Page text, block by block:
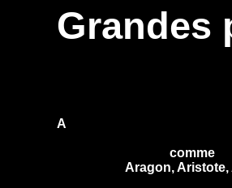
Grandes
A
comme
Aragon, Aristote,